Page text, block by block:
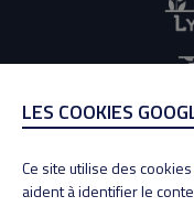
LES COOKIES
Ce site utilise des
aident à identifier le